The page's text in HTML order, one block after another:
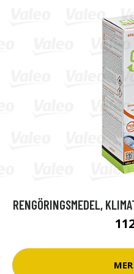
RENGÖRINGSMEDEL,